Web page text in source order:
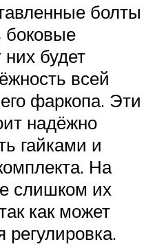
болты
боковые
будет
всей
фаркопа. Эти
надёжно
гайками и
На
слишком их
как может
регулировка.